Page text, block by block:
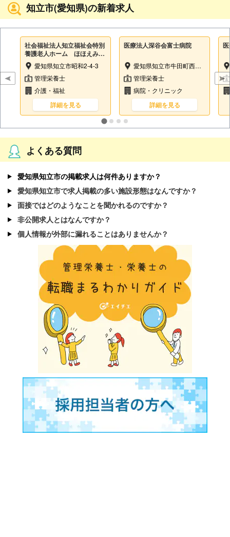
知立市(愛知県)の新着求人
社会福祉法人知立福祉会特別
養護老人ホーム ほほえみの
里 愛知県知立市昭和2-4-3
管理栄養士
介護・福祉
詳細を見る
医療法人深谷会富士病院
愛知県知立市牛田町西屋敷137-1
管理栄養士
病院・クリニック
詳細を見る
よくある質問
愛知県知立市の掲載求人は何件ありますか？
愛知県知立市で求人掲載の多い施設形態はなんですか？
面接ではどのようなことを聞かれるのですか？
非公開求人とはなんですか？
個人情報が外部に漏れることはありませんか？